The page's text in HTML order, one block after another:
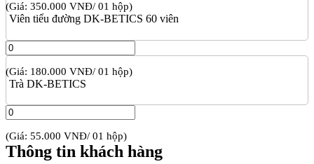
(Giá: 350.000 VNĐ/ 01 hộp)
Viên tiểu đường DK-BETICS 60 viên
(Giá: 180.000 VNĐ/ 01 hộp)
Trà DK-BETICS
(Giá: 55.000 VNĐ/ 01 hộp)
Thông tin khách hàng